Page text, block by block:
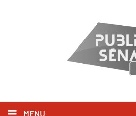
MENU